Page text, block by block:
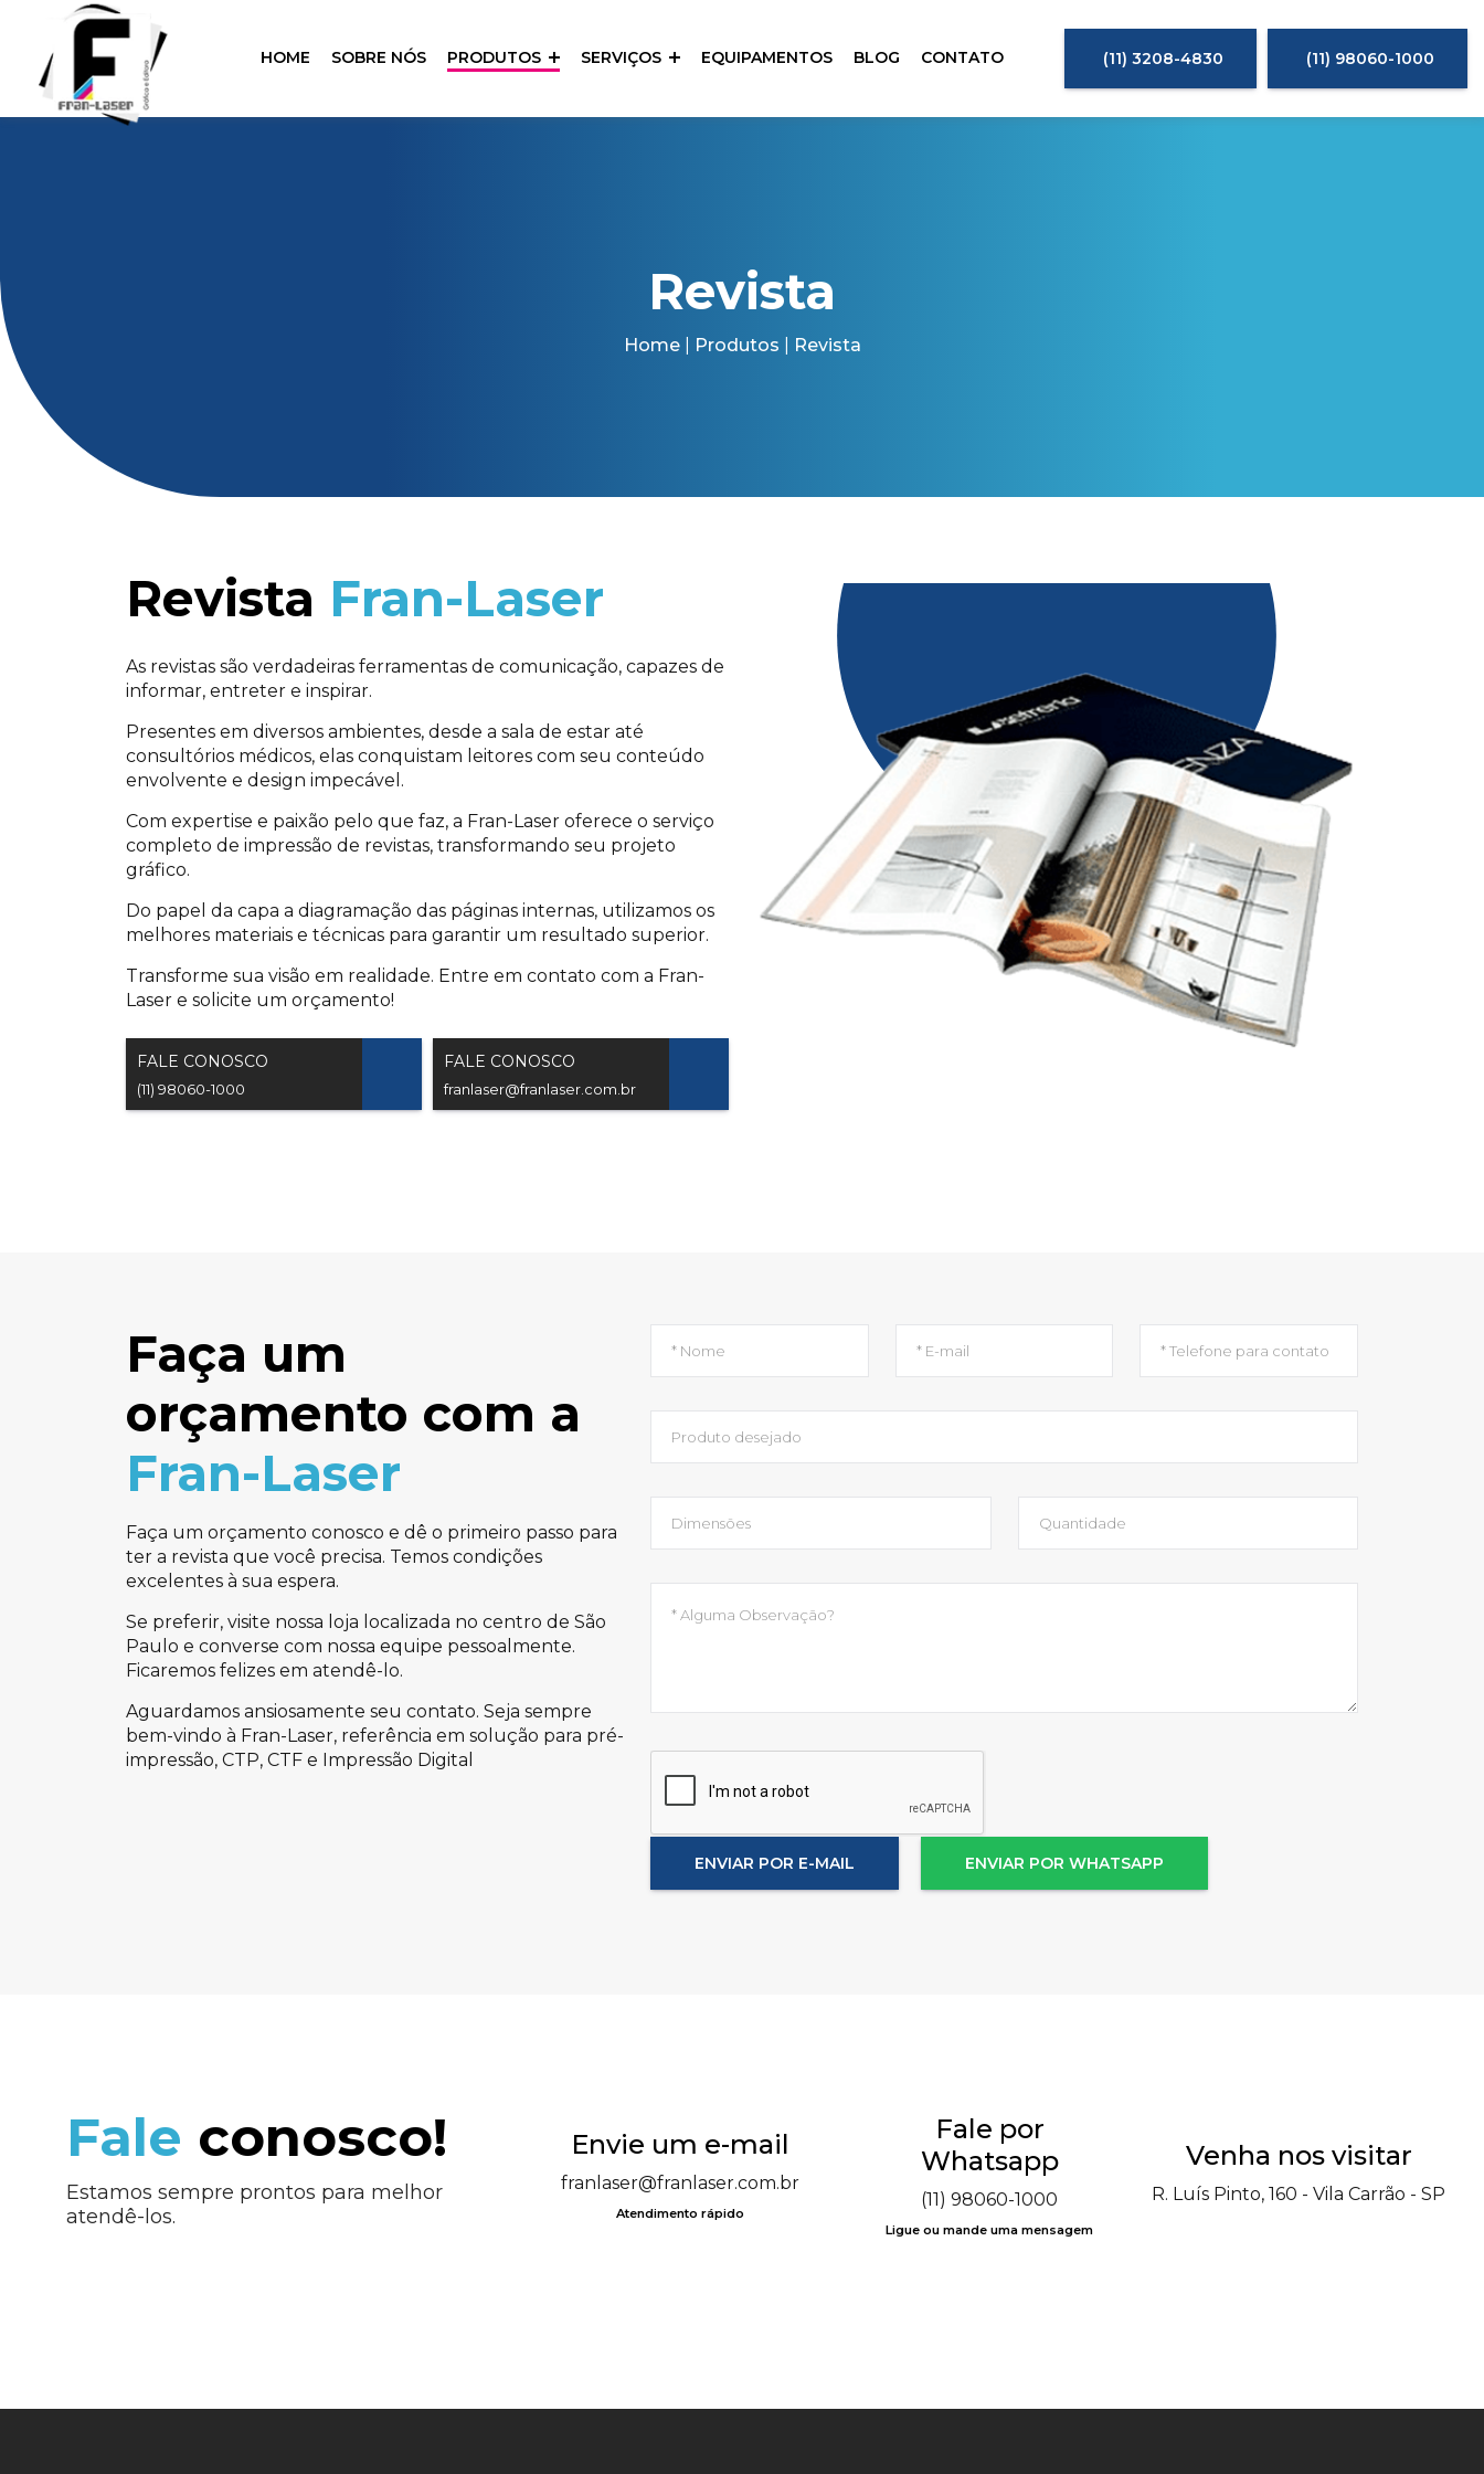
HOME SOBRE NÓS PRODUTOS SERVIÇOS EQUIPAMENTOS BLOG CONTATO (11) 3208-4830 (11) 98060-1000
Revista
Home| Produtos Revista
Revista Fran-Laser
As revistas são verdadeiras ferramentas de comunicação, capazes de
informar, entreter e inspirar.
Presentes em diversos ambientes, desde a sala de estar até
consultórios médicos, elas conquistam leitores com seu conteúdo
envolvente e design impecável.
Com expertise e paixão pelo que faz, a Fran-Laser oferece o serviço
completo de impressão de revistas, transformando seu projeto
gráfico.
Do papel da capa a diagramação das páginas internas, utilizamos os
melhores materiais e técnicas para garantir um resultado superior.
Transforme sua visão em realidade. Entre em contato com a Fran-
Laser e solicite um orçamento!
FALE CONOSCO
(11) 98060-1000
FALE CONOSCO
franlaser@franlaser.com.br
Faça um
orçamento com a
Fran-Laser
Faça um orçamento conosco e dê o primeiro passo para
ter a revista que você precisa. Temos condições
excelentes à sua espera.
Se preferir, visite nossa loja localizada no centro de São
Paulo e converse com nossa equipe pessoalmente.
Ficaremos felizes em atendê-lo.
Aguardamos ansiosamente seu contato. Seja sempre
bem-vindo à Fran-Laser, referência em solução para pré-
impressão, CTP, CTF e Impressão Digital
ENVIAR POR E-MAIL ENVIAR POR WHATSAPP
Fale conosco!
Estamos sempre prontos para melhor
atendê-los.
Envie um e-mail
franlaser@franlaser.com.br
Atendimento rápido
Fale por
Whatsapp
(11) 98060-1000
Ligue ou mande uma mensagem
Venha nos visitar
R. Luís Pinto, 160 - Vila Carrão - SP